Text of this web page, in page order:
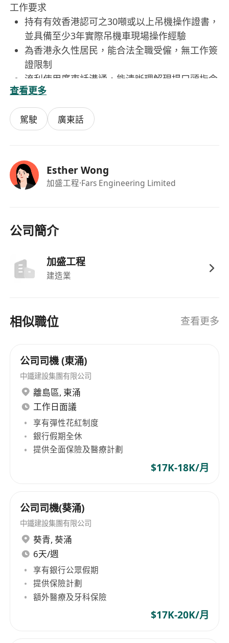
工作要求
持有有效香港認可之30噸或以上吊機操作證書，
並具備至少3年實際吊機車現場操作經驗
為香港永久性居民，能合法全職受僱，無工作簽
證限制
流利使用廣東話溝通，能清晰理解現場口頭指令
及書面安全指引
具備基本機械常識及故障初步判斷能力，熟悉工
地安全規範（如《工廠及工業經營條例》相關要
程往返不同工地之工作模式
福利
月薪港幣32,000元，薪資可按經驗及表現進一步
享有年終花紅，按公司營運狀況及個人表現發放
查看更多
駕駛 廣東話
Esther Wong
加盛工程·Fars Engineering Limited
公司簡介
加盛工程
建造業
相似職位 查看更多
公司司機 (東涌)
中鐵建設集團有限公司
離島區, 東涌
工作日面議
享有彈性花紅制度
銀行假期全休
提供全面保險及醫療計劃
$17K-18K/月
公司司機(葵涌)
中鐵建設集團有限公司
葵青, 葵涌
6天/週
享有銀行公眾假期
提供保險計劃
額外醫療及牙科保險
$17K-20K/月